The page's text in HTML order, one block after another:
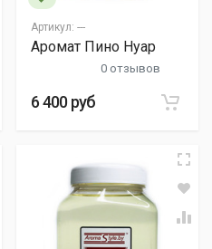
Артикул: ---
Аромат Пино Нуар
0 отзывов
6 400 руб